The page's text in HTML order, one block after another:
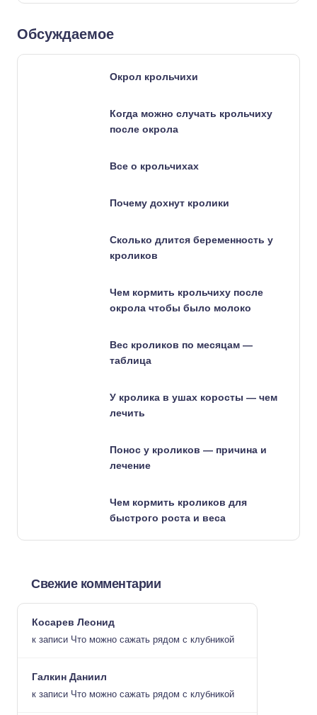
Обсуждаемое
Окрол крольчихи
Когда можно случать крольчиху
после окрола
Все о крольчихах
Почему дохнут кролики
Сколько длится беременность у
кроликов
Чем кормить крольчиху после
окрола чтобы было молоко
Вес кроликов по месяцам —
таблица
У кролика в ушах коросты — чем
лечить
Понос у кроликов — причина и
лечение
Чем кормить кроликов для
быстрого роста и веса
Свежие комментарии
Косарев Леонид
к записи Что можно сажать рядом с клубникой
Галкин Даниил
к записи Что можно сажать рядом с клубникой